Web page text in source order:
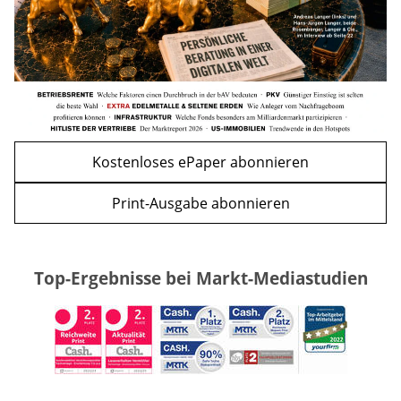
Kostenloses ePaper abonnieren
Print-Ausgabe abonnieren
Top-Ergebnisse bei Markt-Mediastudien